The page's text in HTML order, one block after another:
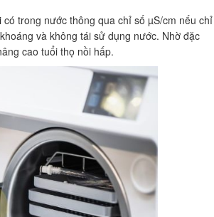
trong nước thông qua chỉ số µS/cm nếu chỉ
và không tái sử dụng nước. Nhờ đặc
cao tuổi thọ nồi hấp.